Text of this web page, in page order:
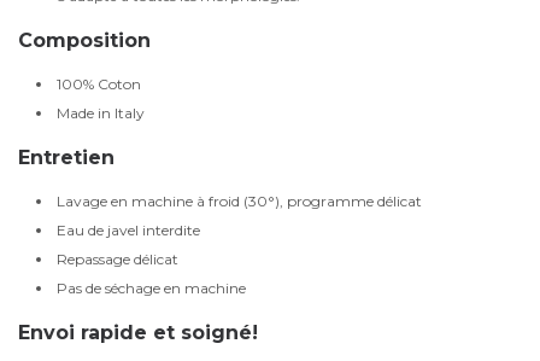
Composition
100% Coton
Made in Italy
Entretien
Lavage en machine à froid (30°), programme délicat
Eau de javel interdite
Repassage délicat
Pas de séchage en machine
Envoi rapide et soigné!